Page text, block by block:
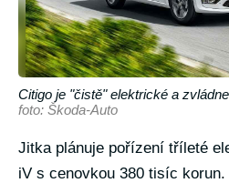
Citigo je "čistě" elektrické a
foto: Škoda-Auto
Jitka plánuje pořízení tříleté
iV s cenovkou 380 tisíc